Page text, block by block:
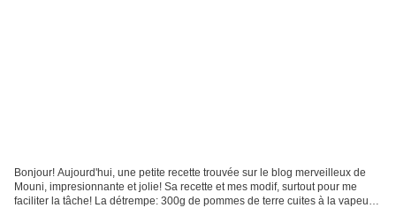
Bonjour! Aujourd'hui, une petite recette trouvée sur le blog merveilleux de
Mouni, impresionnante et jolie! Sa recette et mes modif, surtout pour me
faciliter la tâche! La détrempe: 300g de pommes de terre cuites à la vapeur